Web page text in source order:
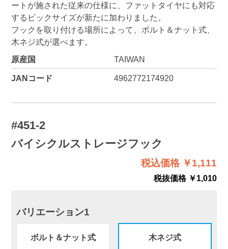
ートが施された従来の仕様に、ファットタイヤにも対応
するビックサイズが新たに加わりました。
フックを取り付ける場所によって、ボルト＆ナット式、
木ネジ式が選べます。
原産国
TAIWAN
JANコード 4962772174920
#451-2
バイシクルストレージフック
税込価格 ￥1,111
税抜価格 ￥1,010
バリエーション1
ボルト＆ナット式 木ネジ式